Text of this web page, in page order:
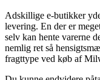
Adskillige e-butikker
levering. En der er
selv kan hente varerne
nemlig ret så
fragttype ved køb af